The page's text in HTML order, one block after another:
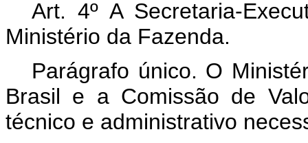
Art. 4º A Secretaria-
Ministério da Fazenda.
Parágrafo único. O
Brasil e a Comissão de
técnico e administrativo